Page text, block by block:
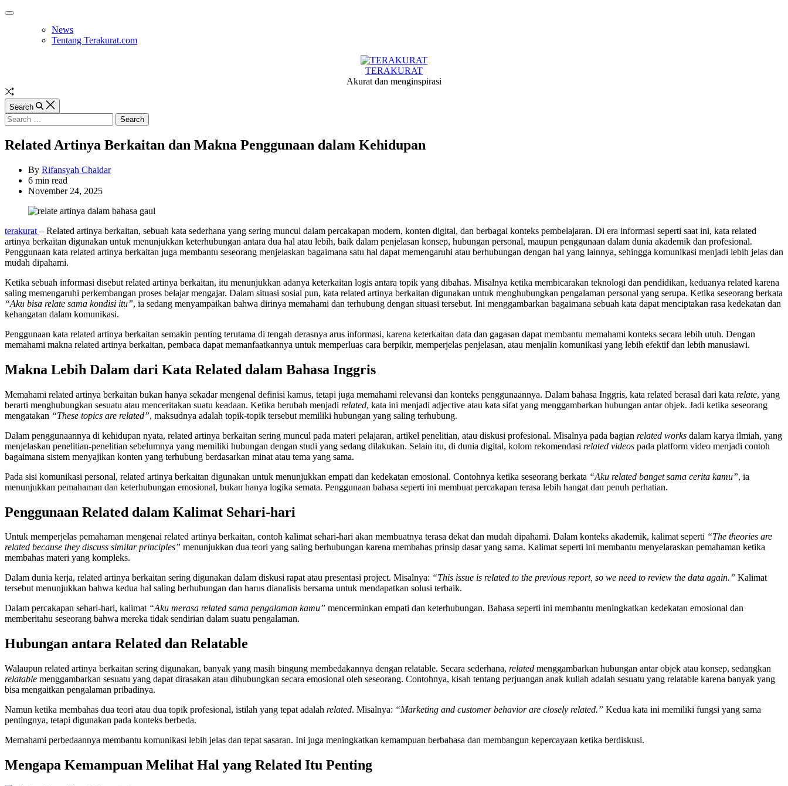
Skip
Off
News
Tentang Terakurat.com
TERAKURAT
Akurat dan menginspirasi
Random
Article
Search
Search
for:
Related Artinya Berkaitan dan Makna Penggunaan dalam Kehidupan
By Rifansyah Chaidar
Estimated
read
6 min read
November 24, 2025
terakurat – Related artinya berkaitan, sebuah kata sederhana yang sering muncul dalam percakapan modern, konten digital, dan berbagai konteks pembelajaran. Di era informasi seperti saat ini, kata related
artinya berkaitan digunakan untuk menunjukkan keterhubungan antara dua hal atau lebih, baik dalam penjelasan konsep, hubungan personal, maupun penggunaan dalam dunia akademik dan profesional.
Penggunaan kata related artinya berkaitan juga membantu seseorang menjelaskan bagaimana satu hal dapat memengaruhi atau berhubungan dengan hal yang lainnya, sehingga komunikasi menjadi lebih jelas dan
mudah dipahami.
Ketika sebuah informasi disebut related artinya berkaitan, itu menunjukkan adanya keterkaitan logis antara topik yang dibahas. Misalnya ketika membicarakan teknologi dan pendidikan, keduanya related karena
saling memengaruhi perkembangan proses belajar mengajar. Dalam situasi sosial pun, kata related artinya berkaitan digunakan untuk menghubungkan pengalaman personal yang serupa. Ketika seseorang berkata
“Aku bisa relate sama kondisi itu”, ia sedang menyampaikan bahwa dirinya memahami dan terhubung dengan situasi tersebut. Ini menggambarkan bagaimana sebuah kata dapat menciptakan rasa kedekatan dan
kehangatan dalam komunikasi.
Penggunaan kata related artinya berkaitan semakin penting terutama di tengah derasnya arus informasi, karena keterkaitan data dan gagasan dapat membantu memahami konteks secara lebih utuh. Dengan
memahami makna related artinya berkaitan, pembaca dapat memanfaatkannya untuk memperluas cara berpikir, memperjelas penjelasan, atau menjalin komunikasi yang lebih efektif dan lebih manusiawi.
Makna Lebih Dalam dari Kata Related dalam Bahasa Inggris
Memahami related artinya berkaitan bukan hanya sekadar mengenal definisi kamus, tetapi juga memahami relevansi dan konteks penggunaannya. Dalam bahasa Inggris, kata related berasal dari kata relate, yang
berarti menghubungkan sesuatu atau menceritakan suatu keadaan. Ketika berubah menjadi related, kata ini menjadi adjective atau kata sifat yang menggambarkan hubungan antar objek. Jadi ketika seseorang
mengatakan “These topics are related”, maksudnya adalah topik-topik tersebut memiliki hubungan yang saling terhubung.
Dalam penggunaannya di kehidupan nyata, related artinya berkaitan sering muncul pada materi pelajaran, artikel penelitian, atau diskusi profesional. Misalnya pada bagian related works dalam karya ilmiah, yang
menjelaskan penelitian-penelitian sebelumnya yang memiliki hubungan dengan studi yang sedang dilakukan. Selain itu, di dunia digital, kolom rekomendasi related videos pada platform video menjadi contoh
bagaimana sistem menyajikan konten yang terhubung berdasarkan minat atau tema yang sama.
Pada sisi komunikasi personal, related artinya berkaitan digunakan untuk menunjukkan empati dan kedekatan emosional. Contohnya ketika seseorang berkata “Aku related banget sama cerita kamu”, ia
menunjukkan pemahaman dan keterhubungan emosional, bukan hanya logika semata. Penggunaan bahasa seperti ini membuat percakapan terasa lebih hangat dan penuh perhatian.
Penggunaan Related dalam Kalimat Sehari-hari
Untuk memperjelas pemahaman mengenai related artinya berkaitan, contoh kalimat sehari-hari akan membuatnya terasa dekat dan mudah dipahami. Dalam konteks akademik, kalimat seperti “The theories are
related because they discuss similar principles” menunjukkan dua teori yang saling berhubungan karena membahas prinsip dasar yang sama. Kalimat seperti ini membantu menyelaraskan pemahaman ketika
membahas materi yang kompleks.
Dalam dunia kerja, related artinya berkaitan sering digunakan dalam diskusi rapat atau presentasi project. Misalnya: “This issue is related to the previous report, so we need to review the data again.” Kalimat
tersebut menunjukkan bahwa kedua hal saling berhubungan dan harus dianalisis bersama untuk mendapatkan solusi terbaik.
Dalam percakapan sehari-hari, kalimat “Aku merasa related sama pengalaman kamu” mencerminkan empati dan keterhubungan. Bahasa seperti ini membantu meningkatkan kedekatan emosional dan
memberitahu seseorang bahwa mereka tidak sendirian dalam suatu pengalaman.
Hubungan antara Related dan Relatable
Walaupun related artinya berkaitan sering digunakan, banyak yang masih bingung membedakannya dengan relatable. Secara sederhana, related menggambarkan hubungan antar objek atau konsep, sedangkan
relatable menggambarkan sesuatu yang dapat dirasakan atau dihubungkan secara emosional oleh seseorang. Contohnya, kisah tentang perjuangan anak kuliah adalah sesuatu yang relatable karena banyak yang
bisa mengaitkan pengalaman pribadinya.
Namun ketika membahas dua teori atau dua topik profesional, istilah yang tepat adalah related. Misalnya: “Marketing and customer behavior are closely related.” Kedua kata ini memiliki fungsi yang sama
pentingnya, tetapi digunakan pada konteks berbeda.
Memahami perbedaannya membantu komunikasi lebih jelas dan tepat sasaran. Ini juga meningkatkan kemampuan berbahasa dan membangun kepercayaan ketika berdiskusi.
Mengapa Kemampuan Melihat Hal yang Related Itu Penting